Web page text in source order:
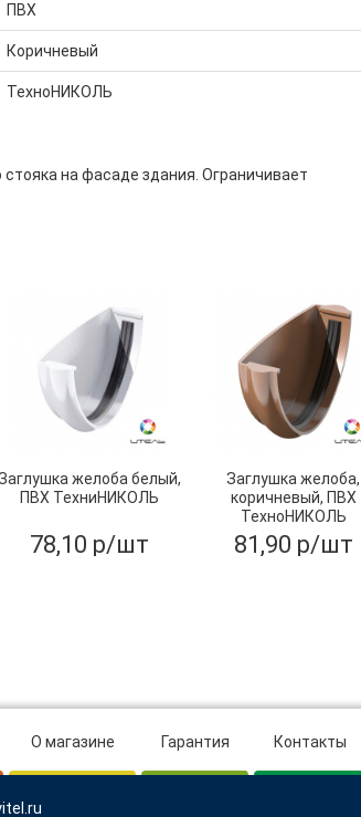
ПВХ
Коричневый
ТехноНИКОЛЬ
на фасаде здания. Ограничивает
желоба белый,
ПВХ ТехниНИКОЛЬ
78,10 р/шт
Заглушка желоба,
коричневый, ПВХ
ТехноНИКОЛЬ
81,90 р/шт
О магазине Гарантия Контакты